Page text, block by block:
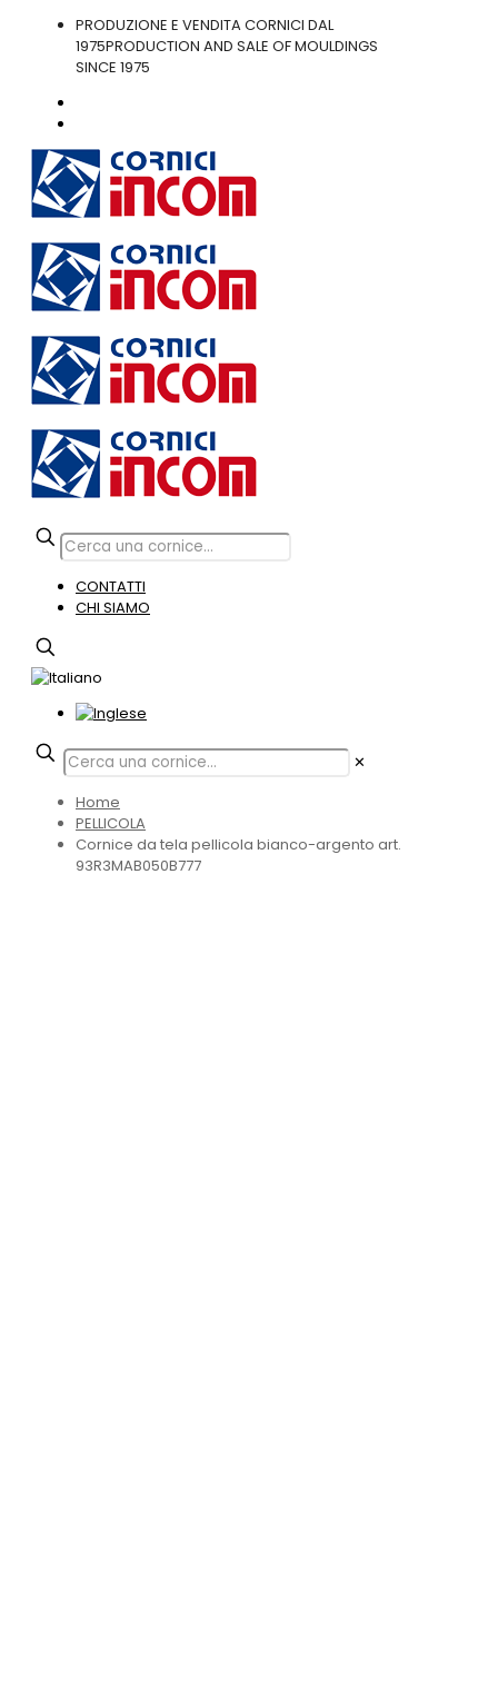
PRODUZIONE E VENDITA CORNICI DAL
1975PRODUCTION AND SALE OF MOULDINGS
SINCE 1975
CONTATTI
CHI SIAMO
✕
Home
PELLICOLA
Cornice da tela pellicola bianco-argento art.
93R3MAB050B777